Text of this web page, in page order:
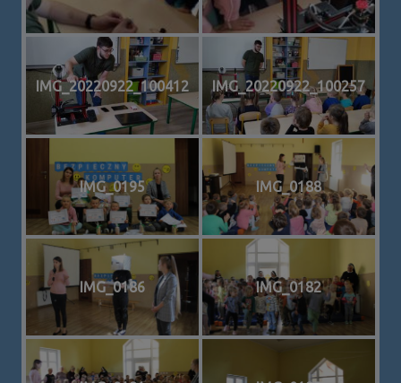
IMG_20220922_100412 IMG_20220922_100257
IMG_0195 IMG_0188
IMG_0186 IMG_0182